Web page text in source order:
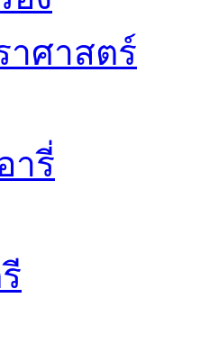
าศาสตร์
ารี่